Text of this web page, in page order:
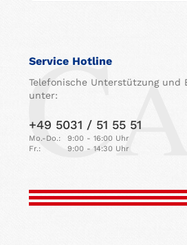
Service Hotline
Telefonische Unterstützung und
unter:
+49 5031 / 51 55 51
Mo.-Do.:
9:00 - 16:00 Uhr
Fr.:
9:00 - 14:30 Uhr